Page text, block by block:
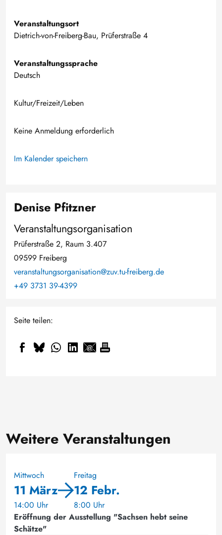
Veranstaltungsort
Dietrich-von-Freiberg-Bau, Prüferstraße 4
Veranstaltungssprache
Deutsch
Kultur/Freizeit/Leben
Keine Anmeldung erforderlich
Im Kalender speichern
Denise Pfitzner
Veranstaltungsorganisation
Prüferstraße 2, Raum 3.407
09599 Freiberg
veranstaltungsorganisation@zuv.tu-freiberg.de
+49 3731 39-4399
Seite teilen:
Weitere Veranstaltungen
Mittwoch
11 März
14:00 Uhr
Freitag
12 Febr.
8:00 Uhr
Eröffnung der Ausstellung "Sachsen hebt seine
Schätze"